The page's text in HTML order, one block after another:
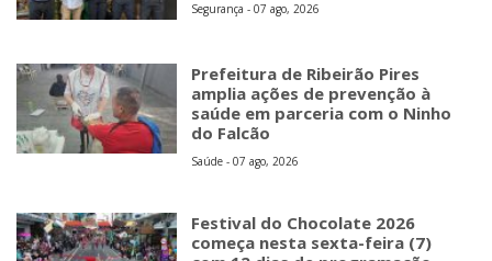
Segurança - 07 ago, 2026
Prefeitura de Ribeirão Pires
amplia ações de prevenção à
saúde em parceria com o Ninho
do Falcão
Saúde - 07 ago, 2026
Festival do Chocolate 2026
começa nesta sexta-feira (7)